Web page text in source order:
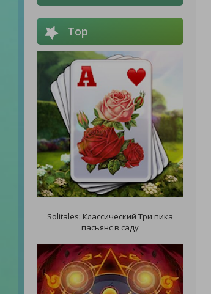
Top
Solitales: Классический Три пика
пасьянс в саду